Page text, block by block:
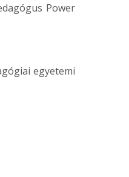
Power
egyetemi